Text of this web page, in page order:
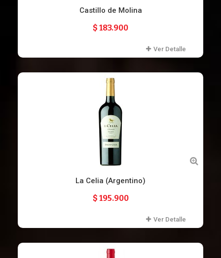
Castillo de Molina
$ 183.900
Ver Detalle
La Celia (Argentino)
$ 195.900
Ver Detalle